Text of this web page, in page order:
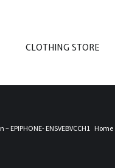
CLOTHING STORE
EPIPHONE- ENSVEBVCCH1 Home